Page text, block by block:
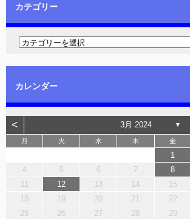
カテゴリー
カレンダー
< 3月 2024 ▼
月 火 水 木 金
1
4
5 6 7 8
11
12 13 14 15
18
19 20 21 22
25
26 27 28 29